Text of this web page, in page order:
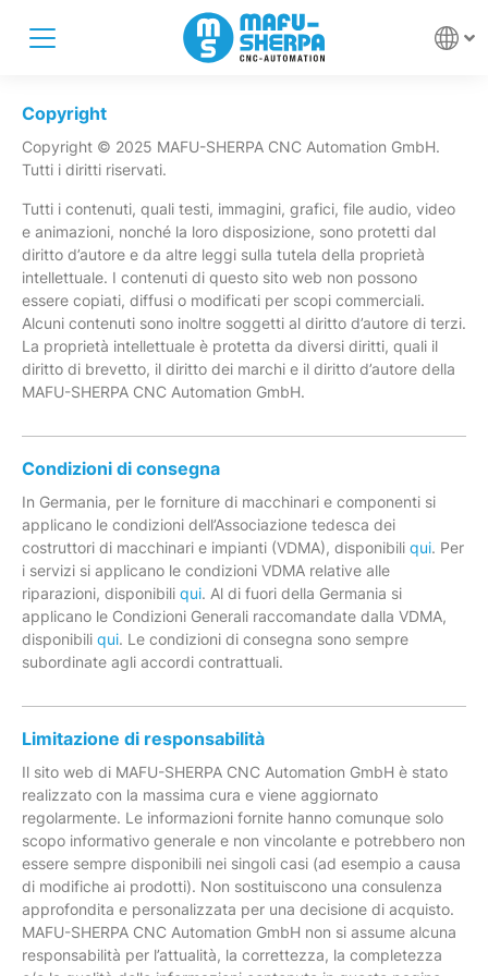
Copyright
Copyright © 2025 MAFU-SHERPA CNC Automation GmbH.
Tutti i diritti riservati.
Tutti i contenuti, quali testi, immagini, grafici, file audio, video
e animazioni, nonché la loro disposizione, sono protetti dal
diritto d’autore e da altre leggi sulla tutela della proprietà
intellettuale. I contenuti di questo sito web non possono
essere copiati, diffusi o modificati per scopi commerciali.
Alcuni contenuti sono inoltre soggetti al diritto d’autore di terzi.
La proprietà intellettuale è protetta da diversi diritti, quali il
diritto di brevetto, il diritto dei marchi e il diritto d’autore della
MAFU-SHERPA CNC Automation GmbH.
Condizioni di consegna
In Germania, per le forniture di macchinari e componenti si
applicano le condizioni dell’Associazione tedesca dei
costruttori di macchinari e impianti (VDMA), disponibili qui. Per
i servizi si applicano le condizioni VDMA relative alle
riparazioni, disponibili qui. Al di fuori della Germania si
applicano le Condizioni Generali raccomandate dalla VDMA,
disponibili qui. Le condizioni di consegna sono sempre
subordinate agli accordi contrattuali.
Limitazione di responsabilità
Il sito web di MAFU-SHERPA CNC Automation GmbH è stato
realizzato con la massima cura e viene aggiornato
regolarmente. Le informazioni fornite hanno comunque solo
scopo informativo generale e non vincolante e potrebbero non
essere sempre disponibili nei singoli casi (ad esempio a causa
di modifiche ai prodotti). Non sostituiscono una consulenza
approfondita e personalizzata per una decisione di acquisto.
MAFU-SHERPA CNC Automation GmbH non si assume alcuna
responsabilità per l’attualità, la correttezza, la completezza